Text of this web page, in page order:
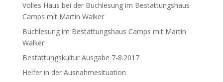
Volles Haus bei der Buchlesung im Bestattungshaus
Camps mit Martin Walker
Buchlesung im Bestattungshaus Camps mit Martin
Walker
Bestattungskultur Ausgabe 7-8.2017
Helfer in der Ausnahmesituation